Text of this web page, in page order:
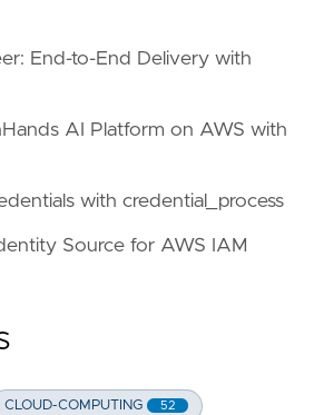
End-to-End Delivery with
AI Platform on AWS with
with credential_process
Source for AWS IAM
CLOUD-COMPUTING 52